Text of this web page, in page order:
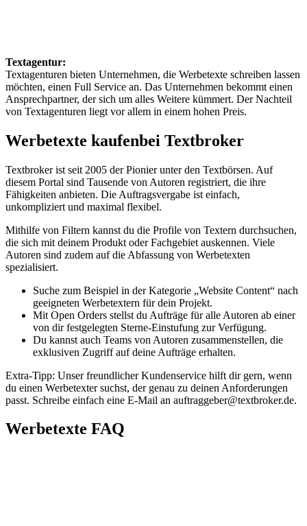
Textagentur:
Textagenturen bieten Unternehmen, die Werbetexte schreiben lassen
möchten, einen Full Service an. Das Unternehmen bekommt einen
Ansprechpartner, der sich um alles Weitere kümmert. Der Nachteil
von Textagenturen liegt vor allem in einem hohen Preis.
Werbetexte kaufenbei Textbroker
Textbroker ist seit 2005 der Pionier unter den Textbörsen. Auf
diesem Portal sind Tausende von Autoren registriert, die ihre
Fähigkeiten anbieten. Die Auftragsvergabe ist einfach,
unkompliziert und maximal flexibel.
Mithilfe von Filtern kannst du die Profile von Textern durchsuchen,
die sich mit deinem Produkt oder Fachgebiet auskennen. Viele
Autoren sind zudem auf die Abfassung von Werbetexten
spezialisiert.
Suche zum Beispiel in der Kategorie „Website Content“ nach
geeigneten Werbetextern für dein Projekt.
Mit Open Orders stellst du Aufträge für alle Autoren ab einer
von dir festgelegten Sterne-Einstufung zur Verfügung.
Du kannst auch Teams von Autoren zusammenstellen, die
exklusiven Zugriff auf deine Aufträge erhalten.
Extra-Tipp: Unser freundlicher Kundenservice hilft dir gern, wenn
du einen Werbetexter suchst, der genau zu deinen Anforderungen
passt. Schreibe einfach eine E-Mail an auftraggeber@textbroker.de.
Werbetexte FAQ